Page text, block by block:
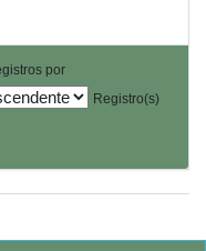
por
Registro(s)